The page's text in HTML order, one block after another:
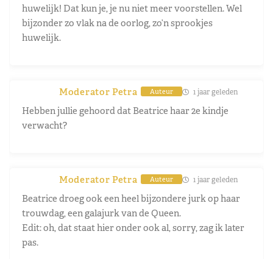
huwelijk! Dat kun je, je nu niet meer voorstellen. Wel
bijzonder zo vlak na de oorlog, zo’n sprookjes
huwelijk.
Moderator Petra Auteur 1 jaar geleden
Hebben jullie gehoord dat Beatrice haar 2e kindje
verwacht?
Moderator Petra Auteur 1 jaar geleden
Beatrice droeg ook een heel bijzondere jurk op haar
trouwdag, een galajurk van de Queen.
Edit: oh, dat staat hier onder ook al, sorry, zag ik later
pas.